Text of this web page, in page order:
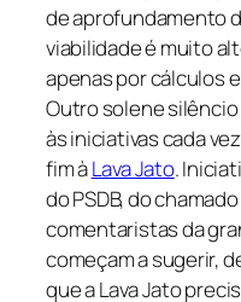
de aprofundamento
viabilidade é muito
apenas por cálculos
Outro solene
às iniciativas cada
fim àLava Jato.
do PSDB, do
comentaristas da
começam a sugerir,
que a Lava Jato